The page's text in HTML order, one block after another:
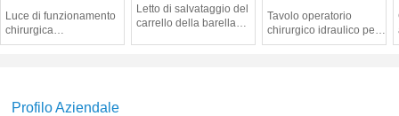
Luce di funzionamento
chirurgica
multifunzionale mobile,
Letto di salvataggio del
carrello della barella
Tavolo operatorio
chirurgico idraulico per
gli interventi chirurgici
Profilo Aziendale